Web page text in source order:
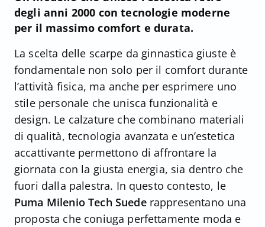
degli anni 2000 con tecnologie moderne
per il massimo comfort e durata.
La scelta delle scarpe da ginnastica giuste è
fondamentale non solo per il comfort durante
l’attività fisica, ma anche per esprimere uno
stile personale che unisca funzionalità e
design. Le calzature che combinano materiali
di qualità, tecnologia avanzata e un’estetica
accattivante permettono di affrontare la
giornata con la giusta energia, sia dentro che
fuori dalla palestra. In questo contesto, le
Puma Milenio Tech Suederappresentano una
proposta che coniuga perfettamente moda e